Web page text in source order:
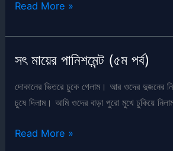
সৎ
পানিশমেন্ট
পর্ব)
Read More »
সৎ মায়ের পানিশমেন্ট (৫ম পর্ব)
দোকানের ভিতরে ঢুকে গেলাম। আর ওদের দুজনের
চুষে দিলাম। আমি ওদের বাড়া পুরো মুখে ঢুকিয়ে
সৎ
Read More »